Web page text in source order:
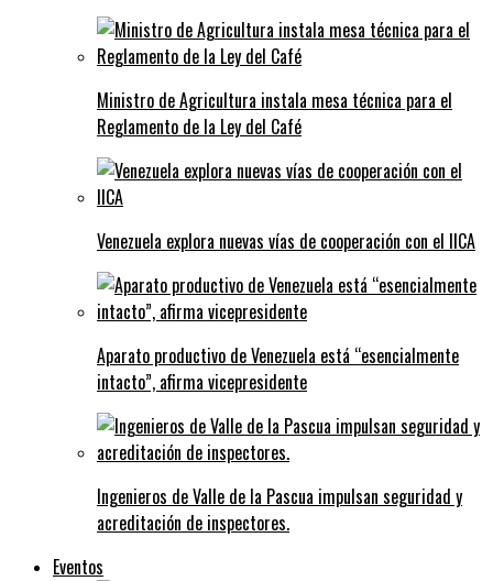
Ministro de Agricultura instala mesa técnica para el
Reglamento de la Ley del Café
Venezuela explora nuevas vías de cooperación con el IICA
Aparato productivo de Venezuela está “esencialmente
intacto”, afirma vicepresidente
Ingenieros de Valle de la Pascua impulsan seguridad y
acreditación de inspectores.
Eventos